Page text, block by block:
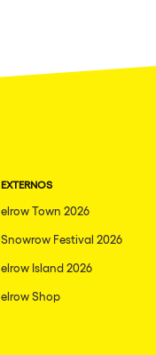
EXTERNOS
elrow Town 2026
Snowrow Festival 2026
elrow Island 2026
elrow Shop